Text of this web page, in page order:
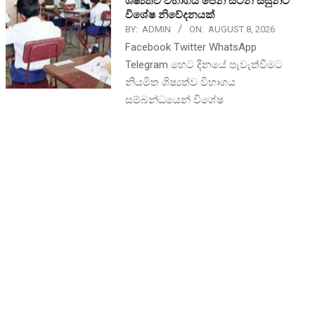
විශේෂ නිවේදනයක්
BY: ADMIN ON: AUGUST 8, 2026
Facebook Twitter WhatsApp
Telegram හෙට දිනයේ පැවැත්වීමට
නියමිත ශිෂ්‍යත්ව විභාගය
සම්බන්ධයෙන් විශේෂ